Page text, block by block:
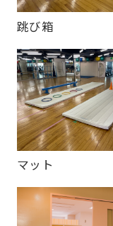
跳び箱
マット